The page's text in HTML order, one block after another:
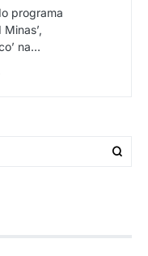
programa
na…